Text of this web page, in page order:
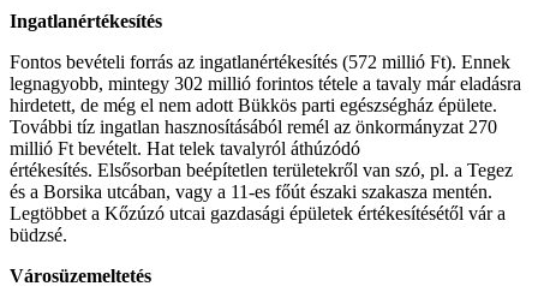
Ingatlanértékesítés
Fontos bevételi forrás az ingatlanértékesítés (572 millió Ft). Ennek
legnagyobb, mintegy 302 millió forintos tétele a tavaly már eladásra
hirdetett, de még el nem adott Bükkös parti egészségház épülete.
További tíz ingatlan hasznosításából remél az önkormányzat 270
millió Ft bevételt. Hat telek tavalyról áthúzódó
értékesítés. Elsősorban beépítetlen területekről van szó, pl. a Tegez
és a Borsika utcában, vagy a 11-es főút északi szakasza mentén.
Legtöbbet a Kőzúzó utcai gazdasági épületek értékesítésétől vár a
büdzsé.
Városüzemeltetés